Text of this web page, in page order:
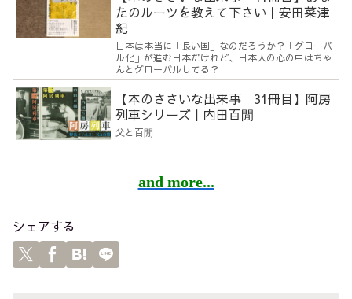
たのルーツを教えて下さい｜安田菜津
紀
日本は本当に「良い国」なのだろうか？「グローバ
ル化」が進む日本だけれど、日本人の心の中はちゃ
んとグローバルしてる？
【本のささいな出来事 31冊目】阿房
列車シリーズ｜内田百閒
父と百閒
and more...
シェアする